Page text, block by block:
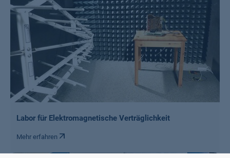
Labor für Elektromagnetische Verträglichkeit
Mehr erfahren